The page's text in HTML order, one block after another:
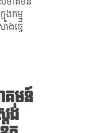
ងកម្ម
ងធ្វើ
មន៍
ង់